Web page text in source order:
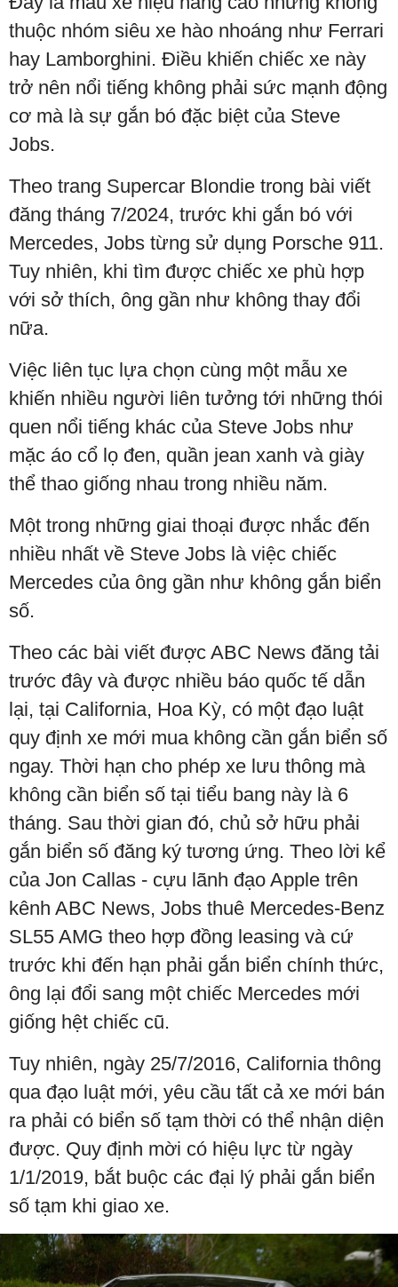
thuộc nhóm siêu xe hào nhoáng như Ferrari
hay Lamborghini. Điều khiến chiếc xe này
trở nên nổi tiếng không phải sức mạnh động
cơ mà là sự gắn bó đặc biệt của Steve
Jobs.
Theo trang Supercar Blondie trong bài viết
đăng tháng 7/2024, trước khi gắn bó với
Mercedes, Jobs từng sử dụng Porsche 911.
Tuy nhiên, khi tìm được chiếc xe phù hợp
với sở thích, ông gần như không thay đổi
nữa.
Việc liên tục lựa chọn cùng một mẫu xe
khiến nhiều người liên tưởng tới những thói
quen nổi tiếng khác của Steve Jobs như
mặc áo cổ lọ đen, quần jean xanh và giày
thể thao giống nhau trong nhiều năm.
Một trong những giai thoại được nhắc đến
nhiều nhất về Steve Jobs là việc chiếc
Mercedes của ông gần như không gắn biển
số.
Theo các bài viết được ABC News đăng tải
trước đây và được nhiều báo quốc tế dẫn
lại, tại California, Hoa Kỳ, có một đạo luật
quy định xe mới mua không cần gắn biển số
ngay. Thời hạn cho phép xe lưu thông mà
không cần biển số tại tiểu bang này là 6
tháng. Sau thời gian đó, chủ sở hữu phải
gắn biển số đăng ký tương ứng. Theo lời kể
của Jon Callas - cựu lãnh đạo Apple trên
kênh ABC News, Jobs thuê Mercedes-Benz
SL55 AMG theo hợp đồng leasing và cứ
trước khi đến hạn phải gắn biển chính thức,
ông lại đổi sang một chiếc Mercedes mới
giống hệt chiếc cũ.
Tuy nhiên, ngày 25/7/2016, California thông
qua đạo luật mới, yêu cầu tất cả xe mới bán
ra phải có biển số tạm thời có thể nhận diện
được. Quy định mời có hiệu lực từ ngày
1/1/2019, bắt buộc các đại lý phải gắn biển
số tạm khi giao xe.